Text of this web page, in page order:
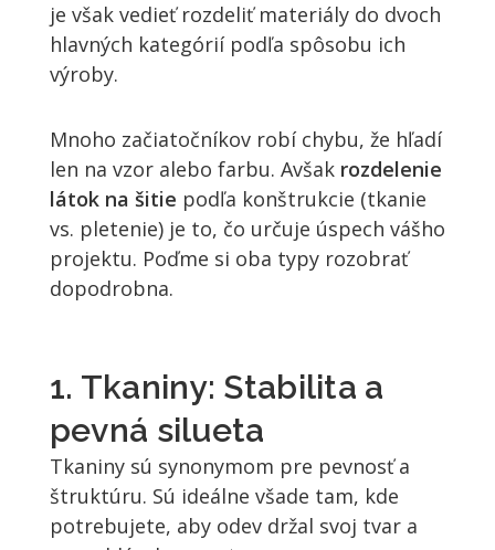
je však vedieť rozdeliť materiály do dvoch
hlavných kategórií podľa spôsobu ich
výroby.
Mnoho začiatočníkov robí chybu, že hľadí
len na vzor alebo farbu. Avšak rozdelenie
látok na šitie podľa konštrukcie (tkanie
vs. pletenie) je to, čo určuje úspech vášho
projektu. Poďme si oba typy rozobrať
dopodrobna.
1. Tkaniny: Stabilita a
pevná silueta
Tkaniny sú synonymom pre pevnosť a
štruktúru. Sú ideálne všade tam, kde
potrebujete, aby odev držal svoj tvar a